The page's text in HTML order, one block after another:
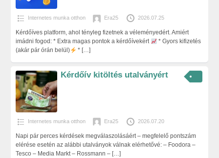
Internetes munka otthon Era25 2026.07.25
Kérdőíves platform, ahol tényleg fizetnek a véleményedért. Amiért
imádni fogod: * Extra magas pontok a kérdőívekért
* Gyors kifizetés
(akár pár órán belül)
* […]
Kérdőív kitöltés utalványért
Internetes munka otthon Era25 2026.07.20
Napi pár perces kérdések megválaszolásáért – megfelelő pontszám
elérése esetén az alábbi utalványok válnak elérhetővé: – Foodora –
Tesco – Media Markt – Rossmann – […]